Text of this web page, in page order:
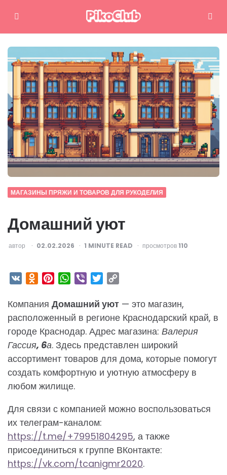
Меню Поиск
МАГАЗИНЫ ПРЯЖИ И ТОВАРОВ ДЛЯ РУКОДЕЛИЯ
Домашний уют
ОПУБЛИКОВАНО
автор 02.02.2026 1 MINUTE READ просмотров 110
VK Odnoklassniki
PinterestWhatsApp
Viber Twitter
Компания Домашний уют — это магазин,
расположенный в регионе Краснодарский край, в
городе Краснодар. Адрес магазина: Валерия
Гассия, 6а. Здесь представлен широкий
ассортимент товаров для дома, которые помогут
создать комфортную и уютную атмосферу в
любом жилище.
Для связи с компанией можно воспользоваться
их телеграм-каналом:
https://t.me/+79951804295, а также
присоединиться к группе ВКонтакте:
https://vk.com/tcanigmr2020.